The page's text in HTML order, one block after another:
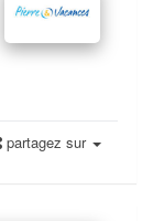
partagez sur